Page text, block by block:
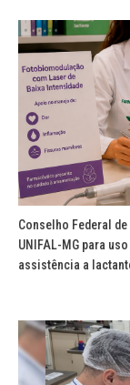
Conselho Federal
UNIFAL-MG para
assistência a